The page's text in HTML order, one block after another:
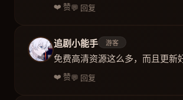
❤️ 赞💬 回复
追剧小能手 游客
免费高清资源这么多，而且更
❤️ 赞💬 回复